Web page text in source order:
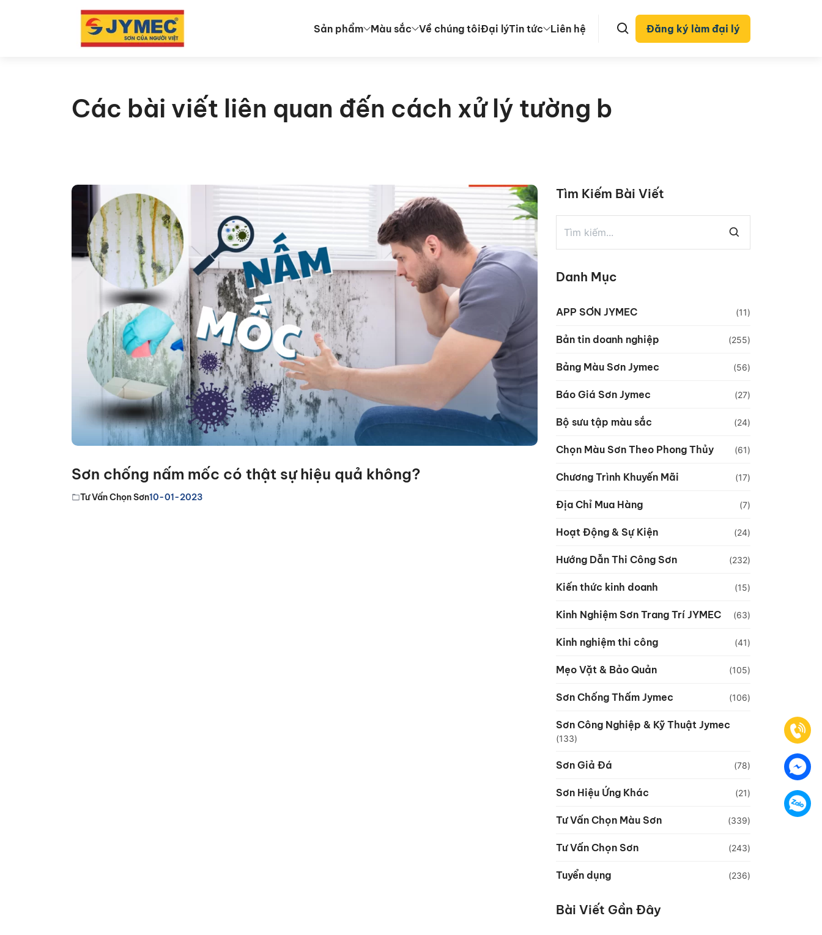
Sản phẩm Màu sắc Về chúng tôiĐại lýTin tức Liên hệ Đăng ký làm đại lý
Các bài viết liên quan đến cách xử lý tường b
Sơn chống nấm mốc có thật sự hiệu quả không?
Tư Vấn Chọn Sơn10-01-2023
Tìm Kiếm Bài Viết
Danh Mục
APP SƠN JYMEC (11)
Bản tin doanh nghiệp (255)
Bảng Màu Sơn Jymec (56)
Báo Giá Sơn Jymec (27)
Bộ sưu tập màu sắc (24)
Chọn Màu Sơn Theo Phong Thủy (61)
Chương Trình Khuyến Mãi (17)
Địa Chỉ Mua Hàng (7)
Hoạt Động & Sự Kiện (24)
Hướng Dẫn Thi Công Sơn (232)
Kiến thức kinh doanh (15)
Kinh Nghiệm Sơn Trang Trí JYMEC (63)
Kinh nghiệm thi công (41)
Mẹo Vặt & Bảo Quản (105)
Sơn Chống Thấm Jymec (106)
Sơn Công Nghiệp & Kỹ Thuật Jymec
(133)
Sơn Giả Đá (78)
Sơn Hiệu Ứng Khác (21)
Tư Vấn Chọn Màu Sơn (339)
Tư Vấn Chọn Sơn (243)
Tuyển dụng (236)
Bài Viết Gần Đây